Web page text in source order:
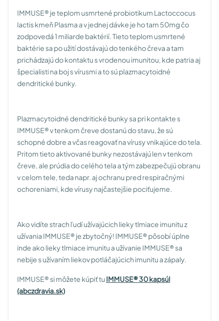
IMMUSE® je teplom usmrtené probiotikum Lactoccocus
lactis kmeň Plasma a v jednej dávke je ho tam 50mg čo
zodpovedá 1 miliarde baktérií. Tieto teplom usmrtené
baktérie sa po užití dostávajú do tenkého čreva a tam
prichádzajú do kontaktu s vrodenou imunitou, kde patria aj
špecialisti na boj s vírusmi a to sú plazmacytoidné
dendritické bunky.
Plazmacytoidné dendritické bunky sa pri kontakte s
IMMUSE® v tenkom čreve dostanú do stavu, že sú
schopné dobre a včas reagovať na vírusy vnikajúce do tela.
Pritom tieto aktivované bunky nezostávajú len v tenkom
čreve, ale prúdia do celého tela a tým zabezpečujú obranu
v celom tele, teda napr. aj ochranu pred respiračnými
ochoreniami, kde vírusy najčastejšie pociťujeme.
Ako vidíte strach ľudí užívajúcich lieky tlmiace imunitu z
užívania IMMUSE® je zbytočný! IMMUSE® pôsobí úplne
inde ako lieky tlmiace imunitu a užívanie IMMUSE® sa
nebije s užívaním liekov potláčajúcich imunitu a zápaly.
IMMUSE® si môžete kúpiť tu IMMUSE® 30 kapsúl
(abczdravia.sk)